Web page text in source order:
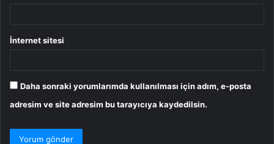
İnternet sitesi
Daha sonraki yorumlarımda kullanılması için adım, e-posta
adresim ve site adresim bu tarayıcıya kaydedilsin.